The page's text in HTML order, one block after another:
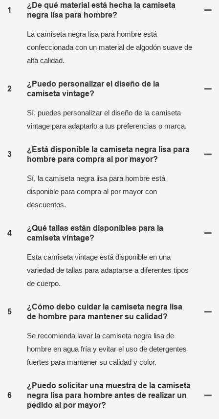
1
¿De qué material está hecha la camiseta
negra lisa para hombre?
La camiseta negra lisa para hombre está
confeccionada con un material de algodón suave de
alta calidad.
2
¿Puedo personalizar el diseño de la
camiseta vintage?
Sí, puedes personalizar el diseño de la camiseta
vintage para adaptarlo a tus preferencias o marca.
3
¿Está disponible la camiseta negra lisa para
hombre para compra al por mayor?
Sí, la camiseta negra lisa para hombre está
disponible para compra al por mayor con
descuentos.
4
¿Qué tallas están disponibles para la
camiseta vintage?
Esta camiseta vintage está disponible en una
variedad de tallas para adaptarse a diferentes tipos
de cuerpo.
5
¿Cómo debo cuidar la camiseta negra lisa
de hombre para mantener su calidad?
Se recomienda lavar la camiseta negra lisa de
hombre en agua fría y evitar el uso de detergentes
fuertes para mantener su calidad y color.
6
¿Puedo solicitar una muestra de la camiseta
negra lisa para hombre antes de realizar un
pedido al por mayor?